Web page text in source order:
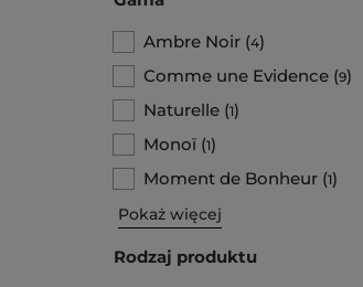
Ambre Noir (4)
Comme une Evidence (9)
Naturelle (1)
Monoï (1)
Moment de Bonheur (1)
Pokaż więcej
Rodzaj produktu